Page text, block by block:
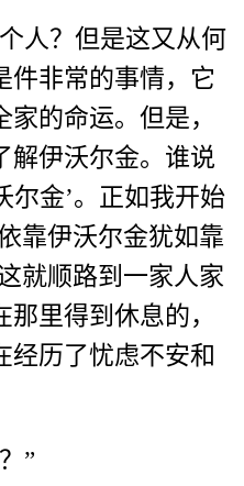
人？但是这又从何
件非常的事情，它
的命运。但是，
解伊沃尔金。谁说
尔金’。正如我开始
靠伊沃尔金犹如靠
就顺路到一家人家
里得到休息的，
经历了忧虑不安和
”